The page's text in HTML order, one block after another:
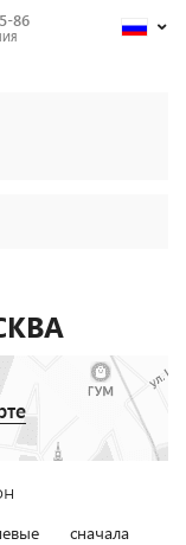
86
сначала